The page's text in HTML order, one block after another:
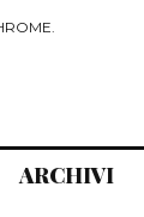
ARCHIVI